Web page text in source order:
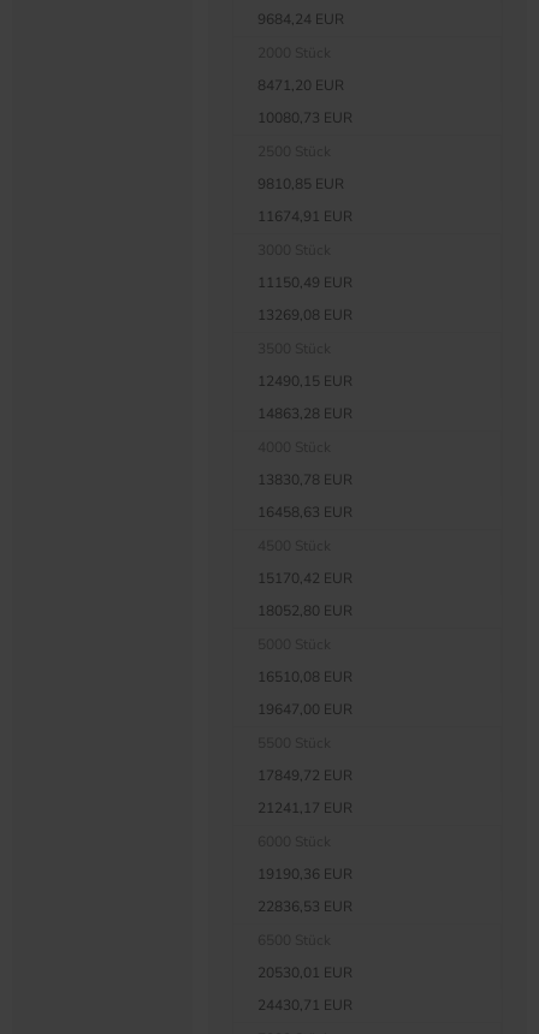
9684,24 EUR
8471,20 EUR
10080,73 EUR
9810,85 EUR
11674,91 EUR
11150,49 EUR
13269,08 EUR
12490,15 EUR
14863,28 EUR
13830,78 EUR
16458,63 EUR
15170,42 EUR
18052,80 EUR
16510,08 EUR
19647,00 EUR
17849,72 EUR
21241,17 EUR
19190,36 EUR
22836,53 EUR
20530,01 EUR
24430,71 EUR